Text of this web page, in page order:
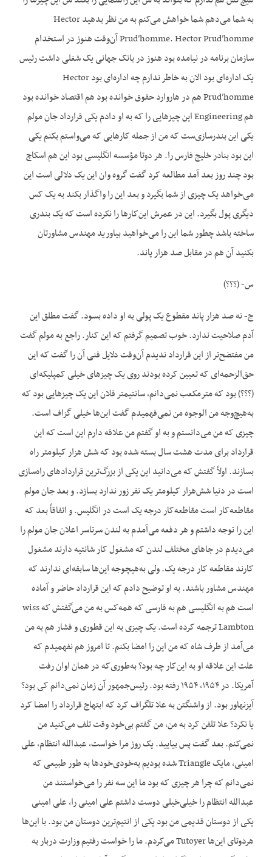
به شما می‌دهم شما خواهش می‌کنم به من نظر بدهید Hector
Prud’homme. Hector Prud’homme آن‌وقت هنوز در استخدام
سازمان برنامه در نیامده بود هنوز در بانک جهانی یک شغلی داشت رئیس
یک اداره‌ای بود الان به خاطر ندارم چه اداره‌ای بود Hector
Prud’homme هم در هاروارد حقوق خوانده بود هم اقتصاد خوانده بود
هم Engineering این چیزهایی را که به او دادم یکی قرارداد جان مولم
یکی این بندرسازی‌ست که من از جمله کارهایی که می‌واستم بکنم یکی
این بود بنادر خلیج فارس را. هر دوتا مؤسسه انگلیسی بود این هم اسکاچ
بود چند روز بعد آمد مطالعه کرد گفت گروه وان این یک دلالی است این
می‌خواهد یک چیزی از شما بگیرد و بعد این را واگذار بکند به یک کس
دیگری پول بگیرد. این در عمرش این‌کارها را نکرده است که یک بندری
ساخته باشد چطور شما این را می‌خواهید بیاورید مهندس مشاورتان
بکنید آن هم در مقابل صد هزار پاند.
س- (؟؟؟)
ج- نه صد هزار پاند مقطوع یک پولی به او داده بسود. گفت مطلق این
آدم صلاحیت ندارد. خوب تصمیم گرفتم که این کنار. راجع به مولم گفت
من مفتضح‌تر از این قرارداد ندیدم آن‌وقت دلایل فنی آن را گفت که این
حق‌الزحمه‌ای که تعیین کرده بودند روی یک چیزهای خیلی کمپلیکه‌ای
(؟؟؟) بود که مترمکعب نمی‌دانم، سانتیمتر فلان این یک چیزهایی بود که
به‌هیچ‌وجه من الوجوه من نمی‌فهمیدم گفت این‌ها خیلی گزاف است.
چیزی که من می‌دانستم و به او گفتم من علاقه دارم این است که این
قرارداد برای مدت هشت سال بسته شده بود که شش هزار کیلومتر راه
بسازند. اولاً گفتش که می‌دانید این یکی از بزرگ‌ترین قراردادهای راه‌سازی
است در دنیا شش‌هزار کیلومتر یک نفر زور ندارد بسازد. و بعد جان مولم
مقاطعه‌کار است مقاطعه‌کار درجه یک است در انگلیس. و اتفاقاً بعد که
این را توجه داشتم و هر دفعه می‌آمدم به لندن سرتاسر اعلان جان مولم را
می‌دیدم در جاهای مختلف لندن که مشغول کار شانتیه دارند مشغول
کارند مقاطعه کار درجه یک. ولی به‌هیچوجه این‌ها سابقه‌ای ندارند که
مهندس مشاور باشند. به او توضیح دادم که این قرارداد حاضر و آماده
است هم به انگلیسی هم به فارسی که همه‌کس به من می‌گفتش که wiss
Lambton ترجمه کرده است. یک چیزی به این قطوری و فشار هم به من
می‌آمد از طرف شاه که من این را امضا بکنم. تا امروز هم نفهمیدم که
علت این علاقه او به این‌کار چه بود؟ به‌طوری‌که در همان اوان رفت
آمریکا. در ۱۹۵۴، ۱۹۵۴ رفته بود. رئیس‌جمهور آن زمان نمی‌دانم کی بود؟
آیزنهاور بود. از واشنگتن به علا تلگراف کرد که ابتهاج قرارداد را امضا کرد
یا نکرد؟ علا تلفن کرد به من، من گفتم بی‌خود وقت تلف می‌کنید من
نمی‌کنم. بعد گفت پس بیایید. یک روز مرا خواست، عبدالله انتظام، علی
امینی، مایک Triangle شده بودیم به‌خودی‌خودها به طور طبیعی که
نمی‌دانم که چرا هر چیزی که بود ما این سه نفر را می‌خواستند من
عبدالله انتظام را خیلی‌خیلی دوست داشتم علی امینی را، علی امینی
یکی از دوستان قدیمی من بود یکی از انتیم‌ترین دوستان من بود. با این‌ها
هردوتای این‌ها Tutoyer می‌کردم. ما را خواست رفتیم وزارت دربار به